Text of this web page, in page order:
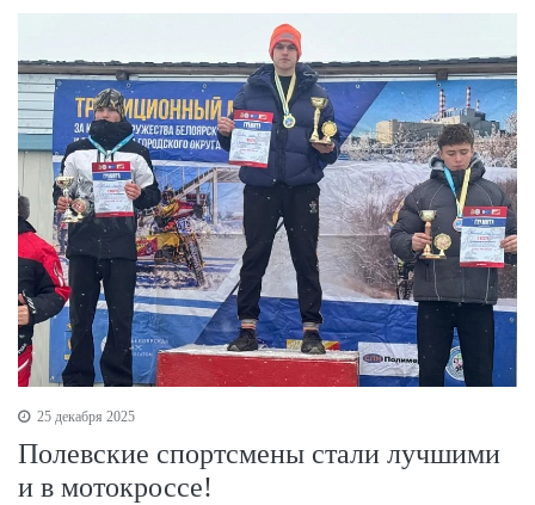
25 декабря 2025
Полевские спортсмены стали лучшими
и в мотокроссе!